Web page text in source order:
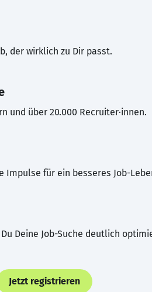
der wirklich zu Dir passt.
und über 20.000 Recruiter·innen.
Impulse für ein besseres Job-
Deine Job-Suche deutlich
Jetzt registrieren